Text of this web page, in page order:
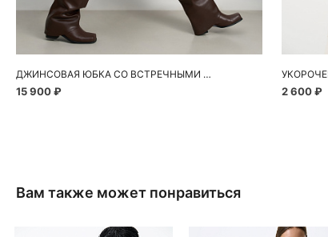
40 44
ДЖИНСОВАЯ ЮБКА СО ВСТРЕЧНЫМИ СКЛАДКАМИ
15 900 ₽ 2 600 ₽
Вам также может понравиться